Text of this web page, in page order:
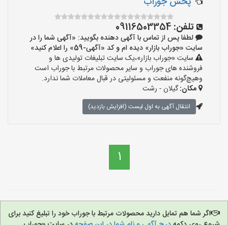
تلفن: 09116503354
لطفا پس از تماس با آگهی دهنده بگویید: «آگهی شما را در
سایت «جوراب بازار» دیده ام و کد «آگهی-59» را اعلام کنید»
سایت «جوراب بازار»،یک سایت تبلیغات تولیدی ها و
فروشنده های جوراب و سایر محصولات مرتبط با جوراب است
وهیچ‌گونه منفعت و مسئولیتی در قبال معاملات شما ندارد.
مکان:گیلان - رشت
انتقال آگهی به اول لیست (افزایش بازدید)
1
اگر شما هم تمایل دارید محصولات مرتبط با جوراب خود را تبلیغ کنید برای